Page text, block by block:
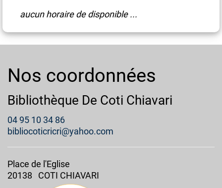
aucun horaire de disponible ...
Nos coordonnées
Bibliothèque De Coti Chiavari
04 95 10 34 86
bibliocoticricri@yahoo.com
Place de l'Eglise
20138 COTI CHIAVARI